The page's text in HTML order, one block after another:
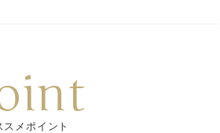
スメポイント